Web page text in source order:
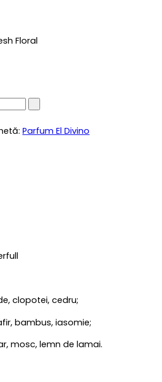
Floral
Parfum El Divino
clopotei, cedru;
bambus, iasomie;
mosc, lemn de lamai.